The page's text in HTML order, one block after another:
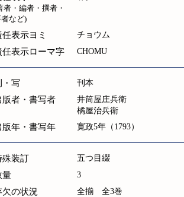
者・編者・撰者・
など)
任表示ヨミ チョウム
任表示ローマ字 CHOMU
・写 刊本
版者・書写者
井筒屋庄兵衛
橘屋治兵衛
版年・書写年 寛政5年（1793）
殊装訂 五つ目綴
量 3
欠の状況 全揃 全3巻